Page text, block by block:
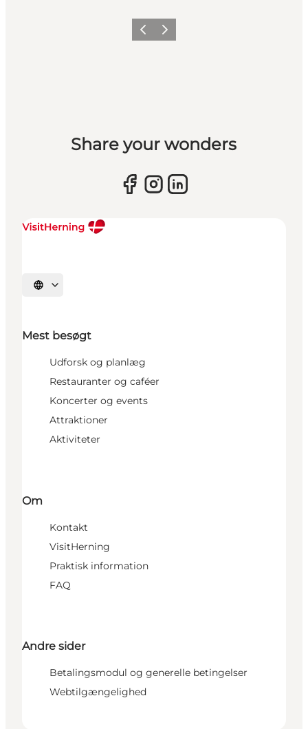
Forrige billede
Næste billede
Share your wonders
Vælg sprog
Mest besøgt
Udforsk og planlæg
Restauranter og caféer
Koncerter og events
Attraktioner
Aktiviteter
Om
Kontakt
VisitHerning
Praktisk information
FAQ
Andre sider
Betalingsmodul og generelle betingelser
Webtilgængelighed